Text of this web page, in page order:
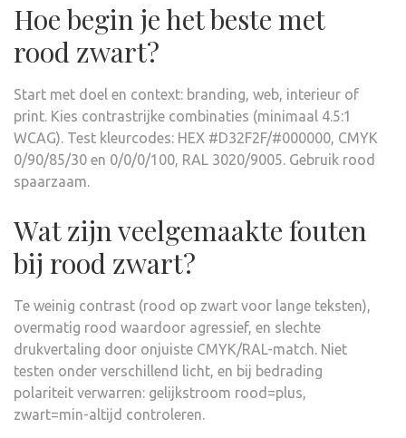
Hoe begin je het beste met
rood zwart?
Start met doel en context: branding, web, interieur of
print. Kies contrastrijke combinaties (minimaal 4.5:1
WCAG). Test kleurcodes: HEX #D32F2F/#000000, CMYK
0/90/85/30 en 0/0/0/100, RAL 3020/9005. Gebruik rood
spaarzaam.
Wat zijn veelgemaakte fouten
bij rood zwart?
Te weinig contrast (rood op zwart voor lange teksten),
overmatig rood waardoor agressief, en slechte
drukvertaling door onjuiste CMYK/RAL-match. Niet
testen onder verschillend licht, en bij bedrading
polariteit verwarren: gelijkstroom rood=plus,
zwart=min-altijd controleren.